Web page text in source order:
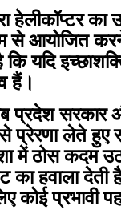
हेलीकॉप्टर
से आयोजित
कि यदि
हैं।
प्रदेश सरकार
प्रेरणा लेते हुए
में ठोस कदम
हवाला देती
प्रभावी